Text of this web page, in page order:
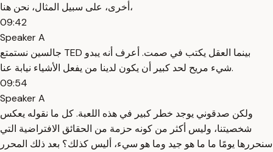
أخرى، على سبيل المثال، نحن هنا،
09:42
Speaker A
جالسين نستمتع TED بينما العقل يكتب في صمت. أعرف أنه يبدو
شيء مريح لحد كبير أن يكون لدينا من يفعل الأشياء نيابة عنا.
09:54
Speaker A
ولكن صدقوني يوجد خطر كبير في هذه اللعبة. كل ما نقوله يعكس
شخصيتنا، وليس أكثر من كونه حزمة من الحقائق الافتراضية التي
سنحررها يومًا ما ما هو جيد وما هو سيء، أليس كذلك؟ بعد ذلك المحرر